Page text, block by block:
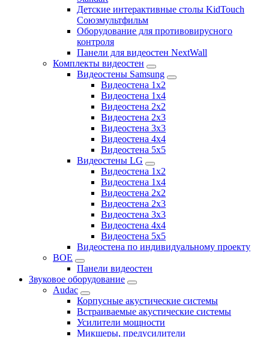
Детские интерактивные столы KidTouch
Союзмультфильм
Оборудование для противовирусного
контроля
Панели для видеостен NextWall
Комплекты видеостен
Видеостены Samsung
Видеостена 1x2
Видеостена 1x4
Видеостена 2x2
Видеостена 2х3
Видеостена 3x3
Видеостена 4x4
Видеостена 5x5
Видеостены LG
Видеостена 1x2
Видеостена 1x4
Видеостена 2x2
Видеостена 2x3
Видеостена 3x3
Видеостена 4x4
Видеостена 5x5
Видеостена по индивидуальному проекту
BOE
Панели видеостен
Звуковое оборудование
Audac
Корпусные акустические системы
Встраиваемые акустические системы
Усилители мощности
Микшеры, предусилители